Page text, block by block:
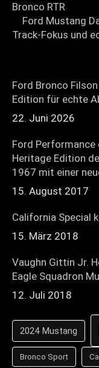
Ford Mustang
Track-Fokus und
Ford Bronco
Edition für echte
22. Juni 2026
Ford Performance
Heritage Edition
1967 mit einer
15. August 2017
California Special
15. März 2018
Vaughn Gittin Jr.
Eagle Squadron
12. Juli 2018
2024 Mustang
Bronco Sport